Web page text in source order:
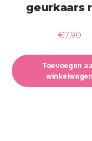
geurkaars
€7,90
Toevoegen
winkelwagen